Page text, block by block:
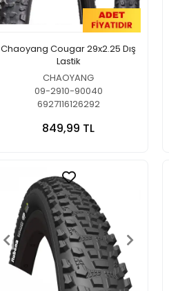
Chaoyang Cougar 29x2.25 Dış
Lastik
CHAOYANG
09-2910-90040
6927116126292
849,99 TL